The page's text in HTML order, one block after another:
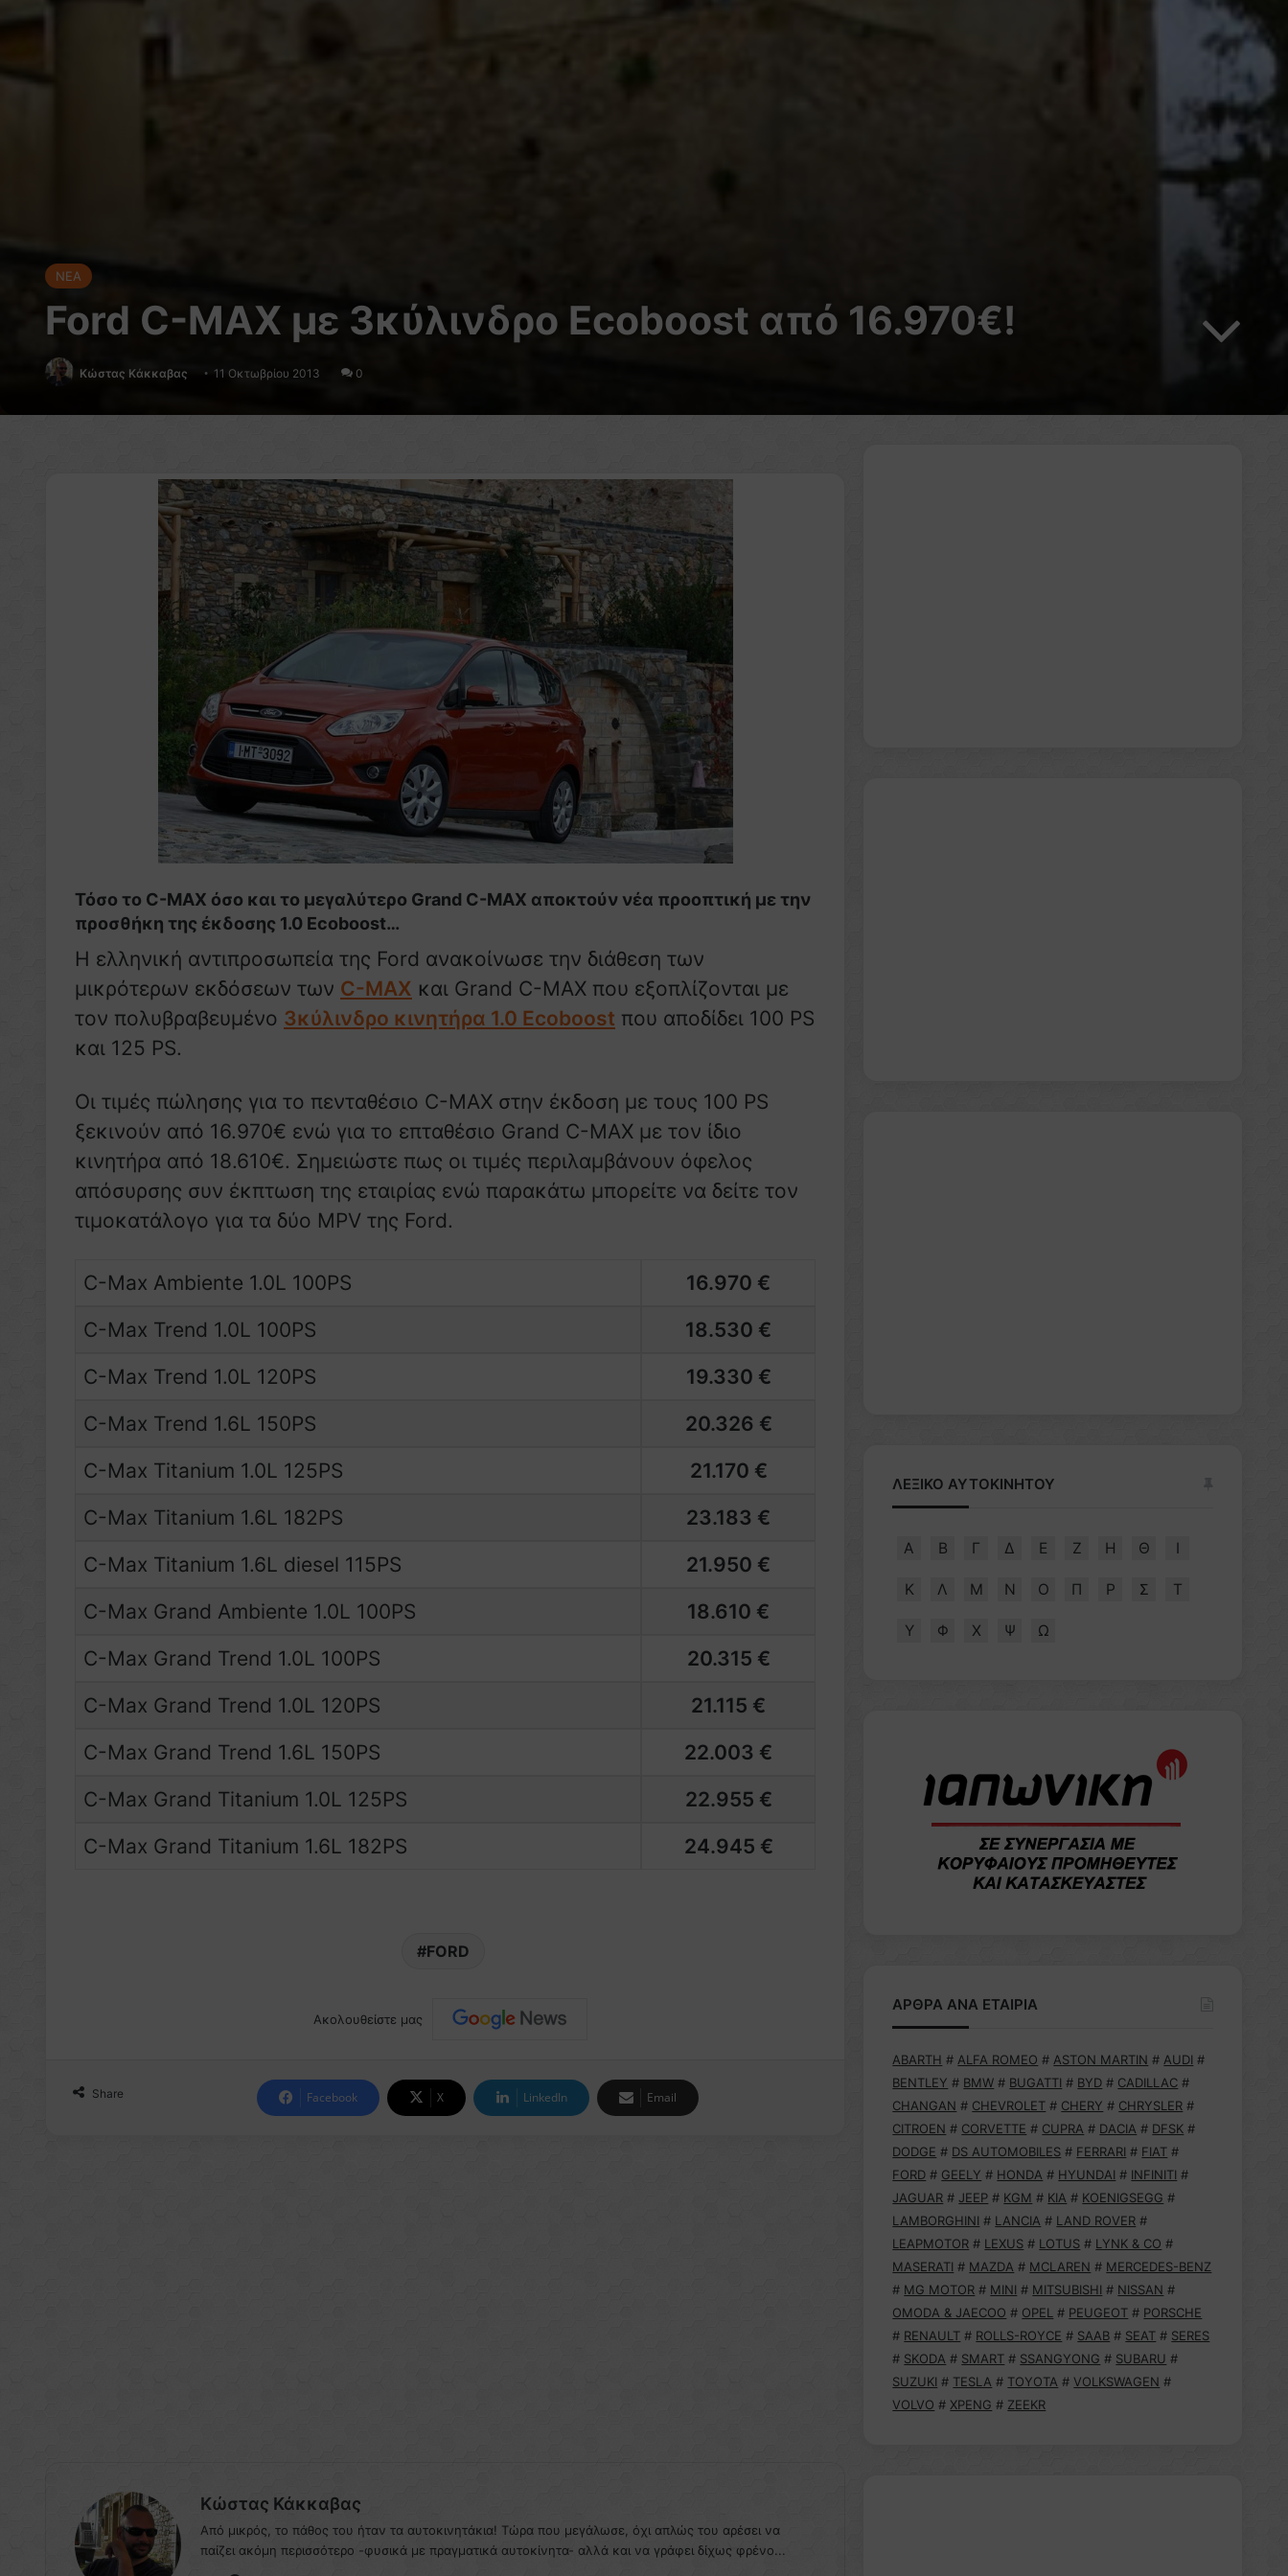
NEA
Ford C-MAX με 3κύλινδρο Ecoboost από 16.970€!
Κώστας Κάκκαβας 11 Οκτωβρίου 2013 0
Τόσο το C-MAX όσο και το μεγαλύτερο Grand C-MAX αποκτούν νέα προοπτική με την
προσθήκη της έκδοσης 1.0 Ecoboost…
Η ελληνική αντιπροσωπεία της Ford ανακοίνωσε την διάθεση των
μικρότερων εκδόσεων των C-MAX και Grand C-MAX που εξοπλίζονται με
τον πολυβραβευμένο 3κύλινδρο κινητήρα 1.0 Ecoboost που αποδίδει 100 PS
και 125 PS.
Οι τιμές πώλησης για το πενταθέσιο C-MAX στην έκδοση με τους 100 PS
ξεκινούν από 16.970€ ενώ για το επταθέσιο Grand C-MAX με τον ίδιο
κινητήρα από 18.610€. Σημειώστε πως οι τιμές περιλαμβάνουν όφελος
απόσυρσης συν έκπτωση της εταιρίας ενώ παρακάτω μπορείτε να δείτε τον
τιμοκατάλογο για τα δύο MPV της Ford.
C-Max Ambiente 1.0L 100PS
16.970 €
C-Max Trend 1.0L 100PS
18.530 €
C-Max Trend 1.0L 120PS
19.330 €
C-Max Trend 1.6L 150PS
20.326 €
C-Max Titanium 1.0L 125PS
21.170 €
C-Max Titanium 1.6L 182PS
23.183 €
C-Max Titanium 1.6L diesel 115PS
21.950 €
C-Max Grand Ambiente 1.0L 100PS
18.610 €
C-Max Grand Trend 1.0L 100PS
20.315 €
C-Max Grand Trend 1.0L 120PS
21.115 €
C-Max Grand Trend 1.6L 150PS
22.003 €
C-Max Grand Titanium 1.0L 125PS
22.955 €
C-Max Grand Titanium 1.6L 182PS
24.945 €
FORD
Ακολουθείστε μας
Share Facebook X LinkedIn Email
Κώστας Κάκκαβας
Από μικρός, το πάθος του ήταν τα αυτοκινητάκια! Τώρα που μεγάλωσε, όχι απλώς του αρέσει να
παίζει ακόμη περισσότερο -φυσικά με πραγματικά αυτοκίνητα- αλλά και να γράφει δίχως φρένο...
ΛΕΞΙΚΟ ΑΥΤΟΚΙΝΗΤΟΥ
Α Β Γ Δ Ε Ζ Η Θ Ι
Κ Λ Μ Ν Ο Π Ρ Σ Τ
Υ Φ Χ Ψ Ω
ΑΡΘΡΑ ΑΝΑ ΕΤΑΙΡΙΑ
ABARTH # ALFA ROMEO # ASTON MARTIN # AUDI #
BENTLEY # BMW # BUGATTI # BYD # CADILLAC #
CHANGAN # CHEVROLET # CHERY # CHRYSLER #
CITROEN # CORVETTE # CUPRA # DACIA # DFSK #
DODGE # DS AUTOMOBILES # FERRARI # FIAT #
FORD # GEELY # HONDA # HYUNDAI # INFINITI #
JAGUAR # JEEP # KGM # KIA # KOENIGSEGG #
LAMBORGHINI # LANCIA # LAND ROVER #
LEAPMOTOR # LEXUS # LOTUS # LYNK & CO #
MASERATI # MAZDA # MCLAREN # MERCEDES-BENZ
# MG MOTOR # MINI # MITSUBISHI # NISSAN #
OMODA & JAECOO # OPEL # PEUGEOT # PORSCHE
# RENAULT # ROLLS-ROYCE # SAAB # SEAT # SERES
# SKODA # SMART # SSANGYONG # SUBARU #
SUZUKI # TESLA # TOYOTA # VOLKSWAGEN #
VOLVO # XPENG # ZEEKR